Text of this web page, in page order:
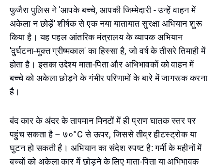
फुजैरा पुलिस ने 'आपके बच्चे, आपकी जिम्मेदारी - उन्हें वाहन में
अकेला न छोड़ें' शीर्षक से एक नया यातायात सुरक्षा अभियान शुरू
किया है। यह पहल आंतरिक मंत्रालय के व्यापक अभियान
'दुर्घटना-मुक्त ग्रीष्मकाल' का हिस्सा है, जो वर्ष के तीसरे तिमाही में
होता है। इसका उद्देश्य माता-पिता और अभिभावकों को वाहन में
बच्चे को अकेला छोड़ने के गंभीर परिणामों के बारे में जागरूक करना
है।
बंद कार के अंदर के तापमान मिनटों में ही प्राण घातक स्तर पर
पहुंच सकता है – ७०°C से ऊपर, जिससे तीव्र हीटस्ट्रोक या
घुटन हो सकती है। अभियान का संदेश स्पष्ट है: गर्मी के महीनों में
बच्चों को अकेला कार में छोड़ने के लिए माता-पिता या अभिभावक